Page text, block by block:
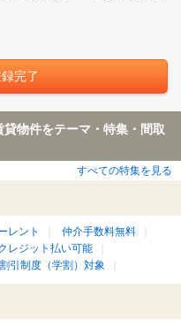
物件をテーマ・特集・間取
すべての特集を見る
レント
仲介手数料無料
レジット払い可能
引制度（学割）対象